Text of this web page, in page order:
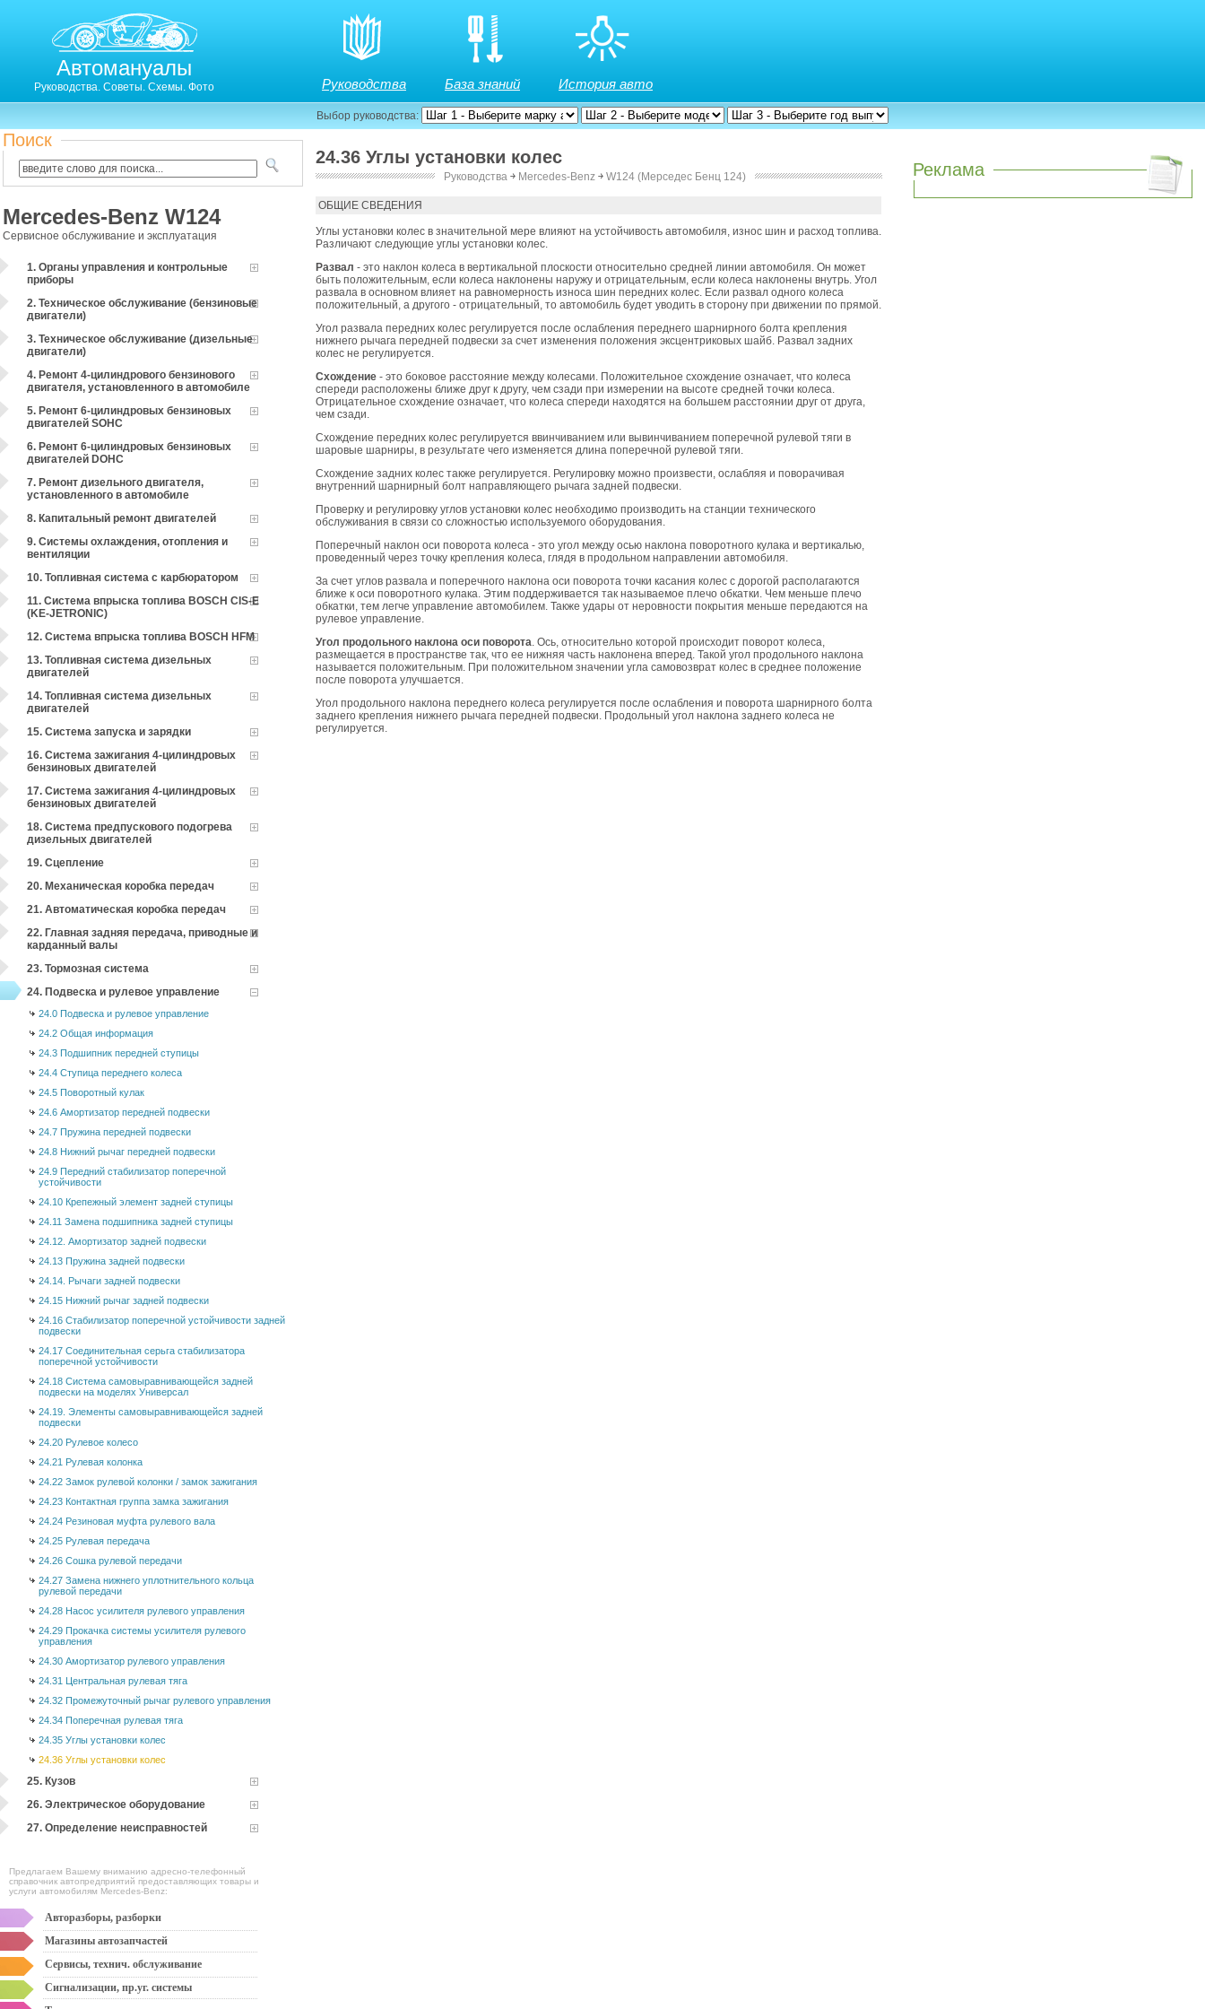
Автомануалы
Руководства. Советы. Схемы. Фото Руководства База знаний История авто
Выбор руководства:
Поиск
Mercedes-Benz W124
Сервисное обслуживание и эксплуатация
1. Органы управления и контрольные
приборы
2. Техническое обслуживание (бензиновые
двигатели)
3. Техническое обслуживание (дизельные
двигатели)
4. Ремонт 4-цилиндрового бензинового
двигателя, установленного в автомобиле
5. Ремонт 6-цилиндровых бензиновых
двигателей SOHC
6. Ремонт 6-цилиндровых бензиновых
двигателей DOHC
7. Ремонт дизельного двигателя,
установленного в автомобиле
8. Капитальный ремонт двигателей
9. Системы охлаждения, отопления и
вентиляции
10. Топливная система с карбюратором
11. Система впрыска топлива BOSCH CIS-E
(KE-JETRONIC)
12. Система впрыска топлива BOSCH HFM
13. Топливная система дизельных
двигателей
14. Топливная система дизельных
двигателей
15. Система запуска и зарядки
16. Система зажигания 4-цилиндровых
бензиновых двигателей
17. Система зажигания 4-цилиндровых
бензиновых двигателей
18. Система предпускового подогрева
дизельных двигателей
19. Сцепление
20. Механическая коробка передач
21. Автоматическая коробка передач
22. Главная задняя передача, приводные и
карданный валы
23. Тормозная система
24. Подвеска и рулевое управление
24.0 Подвеска и рулевое управление
24.2 Общая информация
24.3 Подшипник передней ступицы
24.4 Ступица переднего колеса
24.5 Поворотный кулак
24.6 Амортизатор передней подвески
24.7 Пружина передней подвески
24.8 Нижний рычаг передней подвески
24.9 Передний стабилизатор поперечной
устойчивости
24.10 Крепежный элемент задней ступицы
24.11 Замена подшипника задней ступицы
24.12. Амортизатор задней подвески
24.13 Пружина задней подвески
24.14. Рычаги задней подвески
24.15 Нижний рычаг задней подвески
24.16 Стабилизатор поперечной устойчивости задней
подвески
24.17 Соединительная серьга стабилизатора
поперечной устойчивости
24.18 Система самовыравнивающейся задней
подвески на моделях Универсал
24.19. Элементы самовыравнивающейся задней
подвески
24.20 Рулевое колесо
24.21 Рулевая колонка
24.22 Замок рулевой колонки / замок зажигания
24.23 Контактная группа замка зажигания
24.24 Резиновая муфта рулевого вала
24.25 Рулевая передача
24.26 Сошка рулевой передачи
24.27 Замена нижнего уплотнительного кольца
рулевой передачи
24.28 Насос усилителя рулевого управления
24.29 Прокачка системы усилителя рулевого
управления
24.30 Амортизатор рулевого управления
24.31 Центральная рулевая тяга
24.32 Промежуточный рычаг рулевого управления
24.34 Поперечная рулевая тяга
24.35 Углы установки колес
24.36 Углы установки колес
25. Кузов
26. Электрическое оборудование
27. Определение неисправностей
Предлагаем Вашему вниманию адресно-телефонный
справочник автопредприятий предоставляющих товары и
услуги автомобилям Mercedes-Benz:
Авторазборы, разборки
Магазины автозапчастей
Сервисы, технич. обслуживание
Сигнализации, пр.уг. системы
24.36 Углы установки колес
Руководства ￫ Mercedes-Benz ￫ W124 (Мерседес Бенц 124)
ОБЩИЕ СВЕДЕНИЯ
Углы установки колес в значительной мере влияют на устойчивость автомобиля, износ шин и расход топлива.
Различают следующие углы установки колес.
Развал - это наклон колеса в вертикальной плоскости относительно средней линии автомобиля. Он может
быть положительным, если колеса наклонены наружу и отрицательным, если колеса наклонены внутрь. Угол
развала в основном влияет на равномерность износа шин передних колес. Если развал одного колеса
положительный, а другого - отрицательный, то автомобиль будет уводить в сторону при движении по прямой.
Угол развала передних колес регулируется после ослабления переднего шарнирного болта крепления
нижнего рычага передней подвески за счет изменения положения эксцентриковых шайб. Развал задних
колес не регулируется.
Схождение - это боковое расстояние между колесами. Положительное схождение означает, что колеса
спереди расположены ближе друг к другу, чем сзади при измерении на высоте средней точки колеса.
Отрицательное схождение означает, что колеса спереди находятся на большем расстоянии друг от друга,
чем сзади.
Схождение передних колес регулируется ввинчиванием или вывинчиванием поперечной рулевой тяги в
шаровые шарниры, в результате чего изменяется длина поперечной рулевой тяги.
Схождение задних колес также регулируется. Регулировку можно произвести, ослабляя и поворачивая
внутренний шарнирный болт направляющего рычага задней подвески.
Проверку и регулировку углов установки колес необходимо производить на станции технического
обслуживания в связи со сложностью используемого оборудования.
Поперечный наклон оси поворота колеса - это угол между осью наклона поворотного кулака и вертикалью,
проведенный через точку крепления колеса, глядя в продольном направлении автомобиля.
За счет углов развала и поперечного наклона оси поворота точки касания колес с дорогой располагаются
ближе к оси поворотного кулака. Этим поддерживается так называемое плечо обкатки. Чем меньше плечо
обкатки, тем легче управление автомобилем. Также удары от неровности покрытия меньше передаются на
рулевое управление.
Угол продольного наклона оси поворота. Ось, относительно которой происходит поворот колеса,
размещается в пространстве так, что ее нижняя часть наклонена вперед. Такой угол продольного наклона
называется положительным. При положительном значении угла самовозврат колес в среднее положение
после поворота улучшается.
Угол продольного наклона переднего колеса регулируется после ослабления и поворота шарнирного болта
заднего крепления нижнего рычага передней подвески. Продольный угол наклона заднего колеса не
регулируется.
Реклама